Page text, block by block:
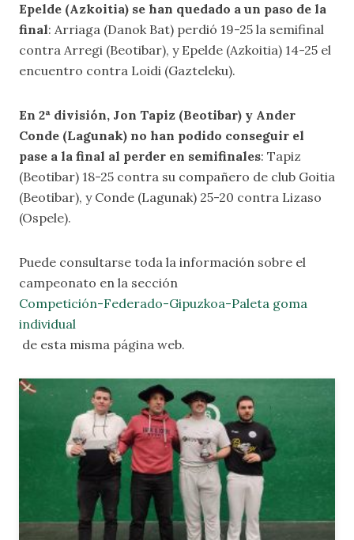
Epelde (Azkoitia) se han quedado a un paso de la
final: Arriaga (Danok Bat) perdió 19-25 la semifinal
contra Arregi (Beotibar), y Epelde (Azkoitia) 14-25 el
encuentro contra Loidi (Gazteleku).
En 2ª división, Jon Tapiz (Beotibar) y Ander
Conde (Lagunak) no han podido conseguir el
pase a la final al perder en semifinales: Tapiz
(Beotibar) 18-25 contra su compañero de club Goitia
(Beotibar), y Conde (Lagunak) 25-20 contra Lizaso
(Ospele).
Puede consultarse toda la información sobre el
campeonato en la sección
Competición-Federado-Gipuzkoa-Paleta goma
individual
de esta misma página web.